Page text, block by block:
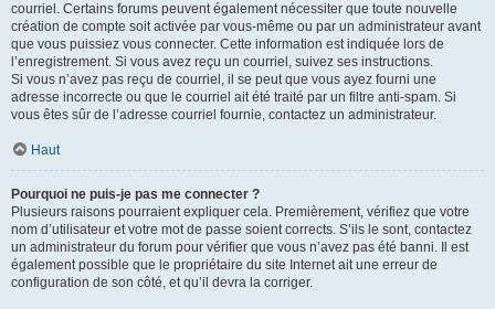
courriel. Certains forums peuvent également nécessiter que toute nouvelle
création de compte soit activée par vous-même ou par un administrateur avant
que vous puissiez vous connecter. Cette information est indiquée lors de
l’enregistrement. Si vous avez reçu un courriel, suivez ses instructions.
Si vous n’avez pas reçu de courriel, il se peut que vous ayez fourni une
adresse incorrecte ou que le courriel ait été traité par un filtre anti-spam. Si
vous êtes sûr de l’adresse courriel fournie, contactez un administrateur.
Haut
Pourquoi ne puis-je pas me connecter ?
Plusieurs raisons pourraient expliquer cela. Premièrement, vérifiez que votre
nom d’utilisateur et votre mot de passe soient corrects. S’ils le sont, contactez
un administrateur du forum pour vérifier que vous n’avez pas été banni. Il est
également possible que le propriétaire du site Internet ait une erreur de
configuration de son côté, et qu’il devra la corriger.